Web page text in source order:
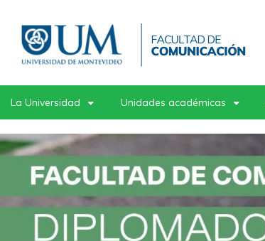
contenido
principal
La Universidad Unidades académicas